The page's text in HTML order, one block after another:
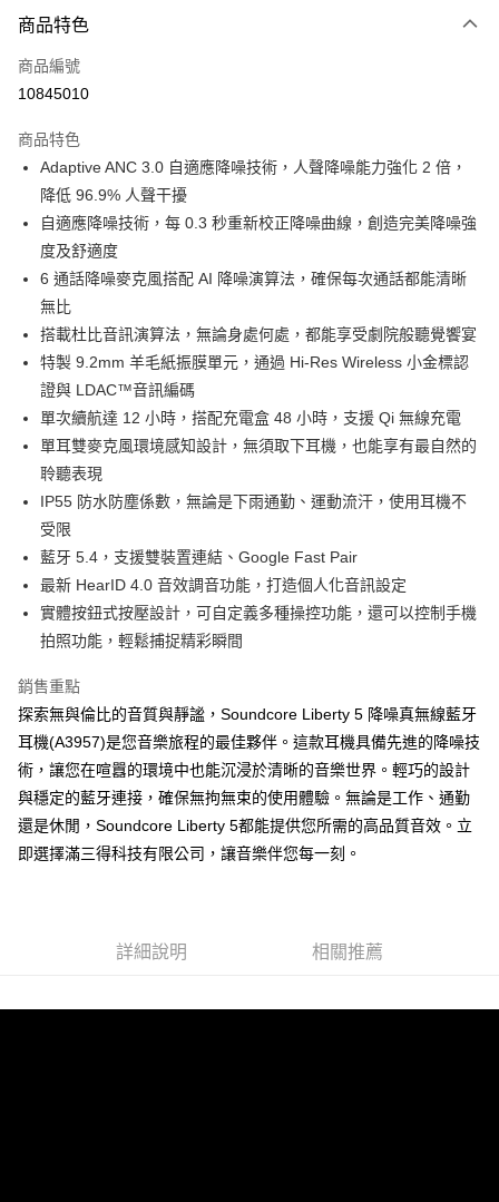
宅配
每筆NT$130，滿NT$399(含以上)免運費
商品特色
商品編號
10845010
商品特色
Adaptive ANC 3.0 自適應降噪技術，人聲降噪能力強化 2 倍，
降低 96.9% 人聲干擾
自適應降噪技術，每 0.3 秒重新校正降噪曲線，創造完美降噪強
度及舒適度
6 通話降噪麥克風搭配 AI 降噪演算法，確保每次通話都能清晰
無比
搭載杜比音訊演算法，無論身處何處，都能享受劇院般聽覺饗宴
特製 9.2mm 羊毛紙振膜單元，通過 Hi-Res Wireless 小金標認
證與 LDAC™音訊編碼
單次續航達 12 小時，搭配充電盒 48 小時，支援 Qi 無線充電
單耳雙麥克風環境感知設計，無須取下耳機，也能享有最自然的
聆聽表現
IP55 防水防塵係數，無論是下雨通勤、運動流汗，使用耳機不
受限
藍牙 5.4，支援雙裝置連結、Google Fast Pair
最新 HearID 4.0 音效調音功能，打造個人化音訊設定
實體按鈕式按壓設計，可自定義多種操控功能，還可以控制手機
拍照功能，輕鬆捕捉精彩瞬間
銷售重點
探索無與倫比的音質與靜謐，Soundcore Liberty 5 降噪真無線藍牙
耳機(A3957)是您音樂旅程的最佳夥伴。這款耳機具備先進的降噪技
術，讓您在喧囂的環境中也能沉浸於清晰的音樂世界。輕巧的設計
與穩定的藍牙連接，確保無拘無束的使用體驗。無論是工作、通勤
還是休閒，Soundcore Liberty 5都能提供您所需的高品質音效。立
即選擇滿三得科技有限公司，讓音樂伴您每一刻。
詳細說明 相關推薦